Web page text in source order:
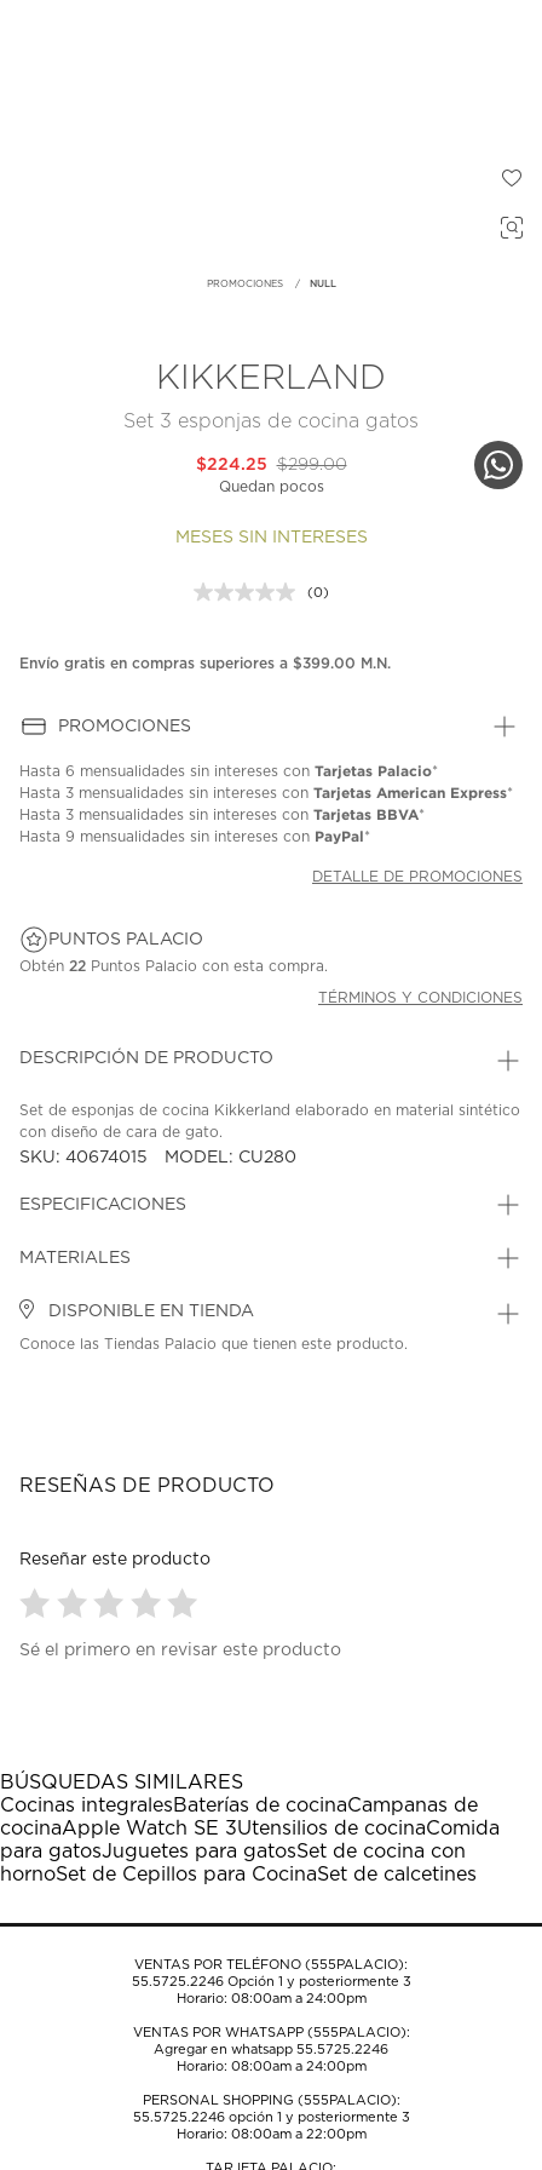
PROMOCIONES NULL
KIKKERLAND
Set 3 esponjas de cocina gatos
$299.00
$224.25
Quedan pocos
MESES SIN INTERESES
Sin
en
(0)
Envío gratis en compras superiores a $399.00 M.N.
PROMOCIONES
Hasta 6 mensualidades sin intereses con Tarjetas Palacio*
Hasta 3 mensualidades sin intereses con Tarjetas American Express*
Hasta 3 mensualidades sin intereses con Tarjetas BBVA*
Hasta 9 mensualidades sin intereses con PayPal*
DETALLE DE PROMOCIONES
PUNTOS PALACIO
Obtén 22 Puntos Palacio con esta compra.
TÉRMINOS Y CONDICIONES
DESCRIPCIÓN DE PRODUCTO
Set de esponjas de cocina Kikkerland elaborado en material sintético
con diseño de cara de gato.
SKU: 40674015 MODEL: CU280
ESPECIFICACIONES
MATERIALES
DISPONIBLE EN TIENDA
Conoce las Tiendas Palacio que tienen este producto.
RESEÑAS DE PRODUCTO
Reseñar este producto
para
1
estrella
Esta
acción
abrirá
el
de
para
estrellas.
Esta
acción
abrirá
el
de
para
estrellas.
Esta
acción
abrirá
el
de
para
estrellas.
Esta
acción
abrirá
el
de
para
estrellas.
Esta
acción
abrirá
el
de
Sé el primero en revisar este producto
BÚSQUEDAS SIMILARES
Cocinas integralesBaterías de cocinaCampanas de
cocinaApple Watch SE 3Utensilios de cocinaComida
para gatosJuguetes para gatosSet de cocina con
hornoSet de Cepillos para CocinaSet de calcetines
VENTAS POR TELÉFONO (555PALACIO):
55.5725.2246Opción 1 y posteriormente 3
Horario: 08:00am a 24:00pm
VENTAS POR WHATSAPP (555PALACIO):
Agregar en whatsapp 55.5725.2246
Horario: 08:00am a 24:00pm
PERSONAL SHOPPING (555PALACIO):
55.5725.2246opción 1 y posteriormente 3
Horario: 08:00am a 22:00pm